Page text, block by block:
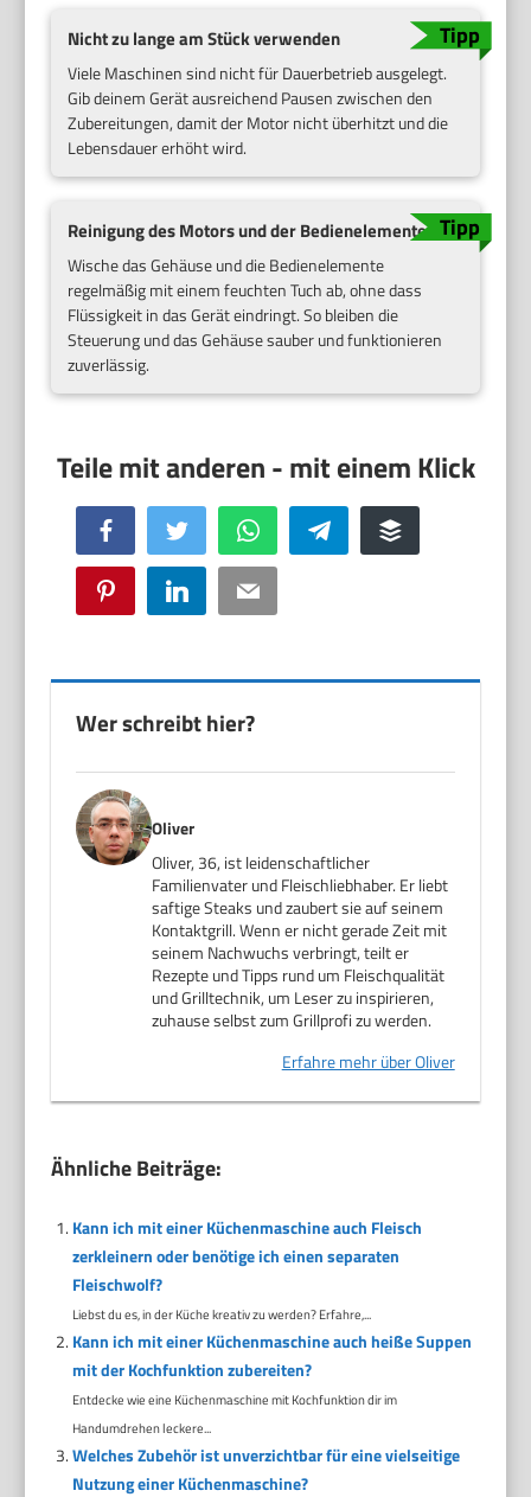
Nicht zu lange am Stück verwenden
Viele Maschinen sind nicht für Dauerbetrieb ausgelegt.
Gib deinem Gerät ausreichend Pausen zwischen den
Zubereitungen, damit der Motor nicht überhitzt und die
Lebensdauer erhöht wird.
Reinigung des Motors und der Bedienelemente
Wische das Gehäuse und die Bedienelemente
regelmäßig mit einem feuchten Tuch ab, ohne dass
Flüssigkeit in das Gerät eindringt. So bleiben die
Steuerung und das Gehäuse sauber und funktionieren
zuverlässig.
Facebook Twitter WhatsApp Telegram Buffer
Pinterest LinkedIn Email
Wer schreibt hier?
Oliver
Oliver, 36, ist leidenschaftlicher
Familienvater und Fleischliebhaber. Er liebt
saftige Steaks und zaubert sie auf seinem
Kontaktgrill. Wenn er nicht gerade Zeit mit
seinem Nachwuchs verbringt, teilt er
Rezepte und Tipps rund um Fleischqualität
und Grilltechnik, um Leser zu inspirieren,
zuhause selbst zum Grillprofi zu werden.
Erfahre mehr über Oliver
Ähnliche Beiträge:
Kann ich mit einer Küchenmaschine auch Fleisch
zerkleinern oder benötige ich einen separaten
Fleischwolf?
Liebst du es, in der Küche kreativ zu werden? Erfahre,...
Kann ich mit einer Küchenmaschine auch heiße Suppen
mit der Kochfunktion zubereiten?
Entdecke wie eine Küchenmaschine mit Kochfunktion dir im
Handumdrehen leckere...
Welches Zubehör ist unverzichtbar für eine vielseitige
Nutzung einer Küchenmaschine?